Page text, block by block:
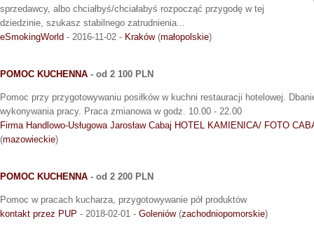
sprzedawcy, albo chciałbyś/chciałabyś rozpocząć przygodę w tej
dziedzinie, szukasz stabilnego zatrudnienia...
eSmokingWorld - 2016-11-02 - Kraków(małopolskie)
POMOC KUCHENNA - od 2 100 PLN
Pomoc przy przygotowywaniu posiłków w kuchni restauracji hotelowej.
wykonywania pracy. Praca zmianowa w godz. 10.00 - 22.00
Firma Handlowo-Usługowa Jarosław Cabaj HOTEL KAMIENICA/ FOTO
(mazowieckie)
POMOC KUCHENNA - od 2 200 PLN
Pomoc w pracach kucharza, przygotowywanie pół produktów
kontakt przez PUP - 2018-02-01 - Goleniów(zachodniopomorskie)